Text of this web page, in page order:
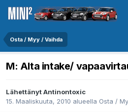
Osta / Myy / Vaihda
M: Alta intake/
LähettänytAntinontoxic
15. Maaliskuuta, 2010 alueella Osta /